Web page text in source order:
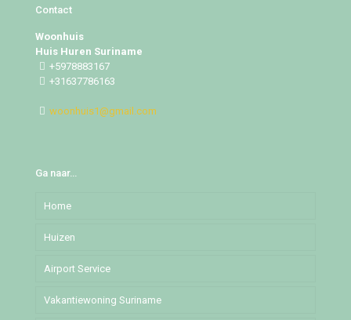
Contact
Woonhuis
Huis Huren Suriname
+5978883167
+31637786163
woonhuis1@gmail.com
Ga naar…
Home
Huizen
Djedoestraat
Mochalaan
Airport Service
Vakantiewoning Suriname